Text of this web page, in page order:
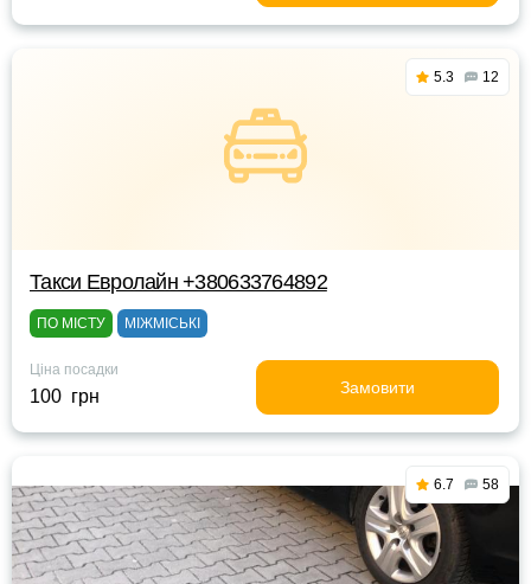
5.3 12
Такси Евролайн +380633764892
ПО МІСТУ МІЖМІСЬКІ
Ціна посадки
100 грн Замовити
6.7 58